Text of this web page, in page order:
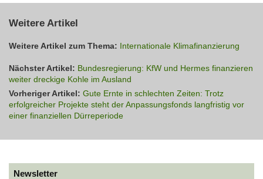
Weitere Artikel
Weitere Artikel zum Thema: Internationale Klimafinanzierung
Nächster Artikel: Bundesregierung: KfW und Hermes finanzieren
weiter dreckige Kohle im Ausland
Vorheriger Artikel: Gute Ernte in schlechten Zeiten: Trotz
erfolgreicher Projekte steht der Anpassungsfonds langfristig vor
einer finanziellen Dürreperiode
Newsletter